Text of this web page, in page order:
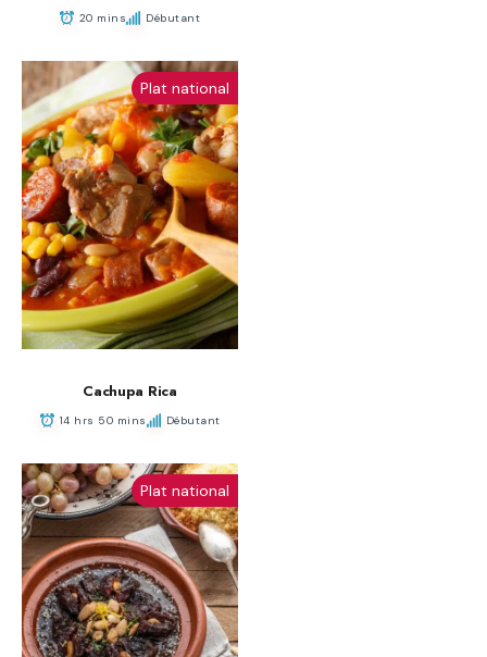
20 mins Débutant
Plat national
Cachupa Rica
14 hrs 50 mins Débutant
Plat national